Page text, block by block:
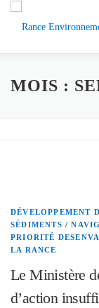
ACCUEIL
MOIS :
DÉVELOPPEMENT
SÉDIMENTS /
PRIORITÉ
LA RANCE
Le Ministère
d’action